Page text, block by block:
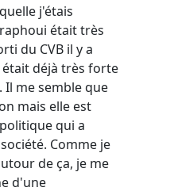
j'étais
était très
du CVB il y a
déjà très forte
Il me semble que
mais elle est
qui a
Comme je
de ça, je me
d'une